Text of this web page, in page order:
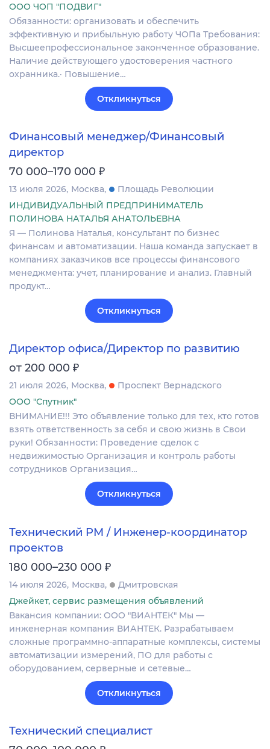
ООО ЧОП "ПОДВИГ"
Обязанности: организовать и обеспечить
эффективную и прибыльную работу ЧОПа Требования:
Высшеепрофессиональное законченное образование.
Наличие действующего удостоверения частного
охранника.· Повышение…
Откликнуться
Финансовый менеджер/Финансовый
директор
70 000–170 000 ₽
13 июля 2026 Москва
Площадь Революции
ИНДИВИДУАЛЬНЫЙ ПРЕДПРИНИМАТЕЛЬ
ПОЛИНОВА НАТАЛЬЯ АНАТОЛЬЕВНА
Я — Полинова Наталья, консультант по бизнес
финансам и автоматизации. Наша команда запускает в
компаниях заказчиков все процессы финансового
менеджмента: учет, планирование и анализ. Главный
продукт…
Откликнуться
Директор офиса/Директор по развитию
от 200 000 ₽
21 июля 2026 Москва
Проспект Вернадского
ООО "Спутник"
ВНИМАНИЕ!!! Это объявление только для тех, кто готов
взять ответственность за себя и свою жизнь в Свои
руки! Обязанности: Проведение сделок с
недвижимостью Организация и контроль работы
сотрудников Организация…
Откликнуться
Технический PM / Инженер-координатор
проектов
180 000–230 000 ₽
14 июля 2026 Москва
Дмитровская
Джейкет, сервис размещения объявлений
Вакансия компании: ООО "ВИАНТЕК" Мы —
инженерная компания ВИАНТЕК. Разрабатываем
сложные программно-аппаратные комплексы, системы
автоматизации измерений, ПО для работы с
оборудованием, серверные и сетевые…
Откликнуться
Технический специалист